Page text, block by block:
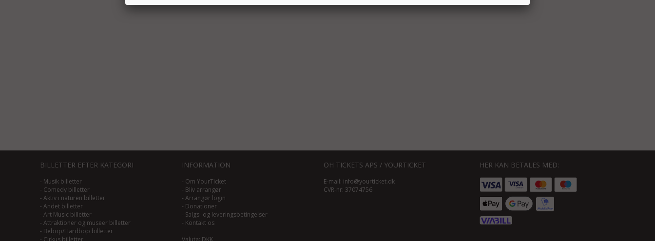
BILLETTER EFTER KATEGORI
- Musik billetter
- Comedy billetter
- Aktiv i naturen billetter
- Andet billetter
- Art Music billetter
- Attraktioner og museer billetter
- Bebop/Hardbop billetter
- Cirkus billetter
INFORMATION
- Om YourTicket
- Bliv arrangør
- Arrangør login
- Donationer
- Salgs- og leveringsbetingelser
- Kontakt os
Valuta: DKK
OH TICKETS APS / YOURTICKET
E-mail: info@yourticket.dk
CVR-nr: 37074756
HER KAN BETALES MED: